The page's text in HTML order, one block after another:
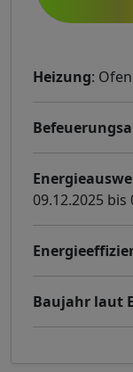
Heizung:
09.12.2025 bis
Baujahr laut